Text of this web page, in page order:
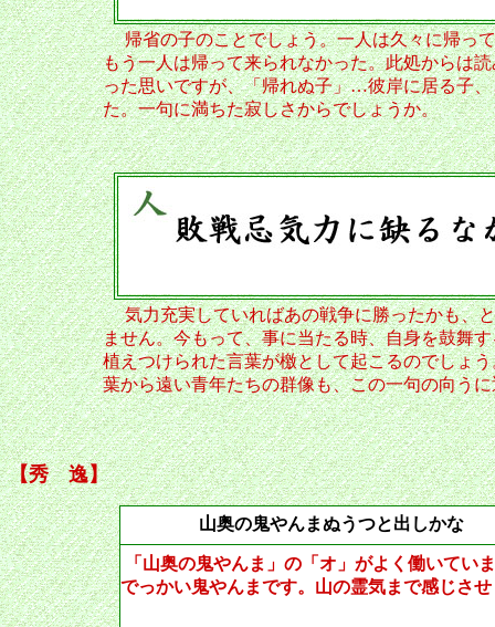
帰省の子のことでしょう。一人は久々に帰っ
もう一人は帰って来られなかった。此処からは
った思いですが、「帰れぬ子」…彼岸に居る子
た。一句に満ちた寂しさからでしょうか。
気力充実していればあの戦争に勝ったかも、
ません。今もって、事に当たる時、自身を鼓舞
植えつけられた言葉が檄として起こるのでしょ
葉から遠い青年たちの群像も、この一句の向う
【秀 逸】
山奥の鬼やんまぬうつと出
「山奥の鬼やんま」の「オ」がよく働いてい
でっかい鬼やんまです。山の霊気まで感じさ